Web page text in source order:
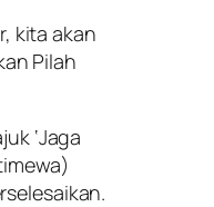
kita akan
Pilah
‘Jaga